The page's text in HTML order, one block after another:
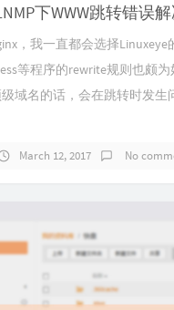
下WWW跳转错误
，我一直都会选择
等程序的rewrite规则也颇
域名的话，会在跳转时发
March 12, 2017 No